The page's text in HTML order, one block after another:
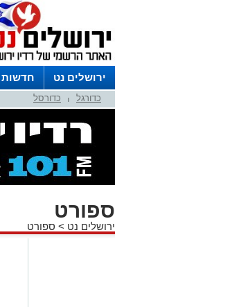
ירושלים נט חדשות
לפרסום ברדיו צרו קשר
כדורגל כדורסל
ספורט
ירושלים נט > ספורט